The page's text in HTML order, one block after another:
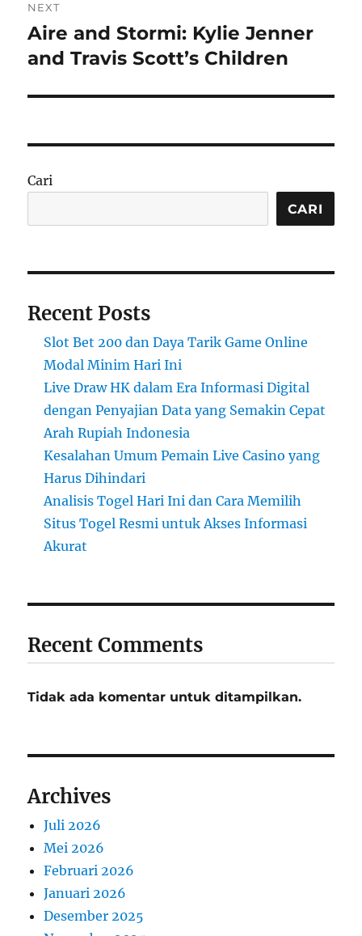
NEXT
Next
post:
Aire and Stormi: Kylie Jenner
and Travis Scott’s Children
Cari
CARI
Recent Posts
Slot Bet 200 dan Daya Tarik Game Online
Modal Minim Hari Ini
Live Draw HK dalam Era Informasi Digital
dengan Penyajian Data yang Semakin Cepat
Arah Rupiah Indonesia
Kesalahan Umum Pemain Live Casino yang
Harus Dihindari
Analisis Togel Hari Ini dan Cara Memilih
Situs Togel Resmi untuk Akses Informasi
Akurat
Recent Comments
Tidak ada komentar untuk ditampilkan.
Archives
Juli 2026
Mei 2026
Februari 2026
Januari 2026
Desember 2025